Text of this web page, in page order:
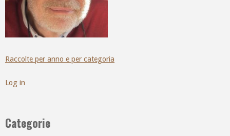
Raccolte per anno e per categoria
Log in
Categorie